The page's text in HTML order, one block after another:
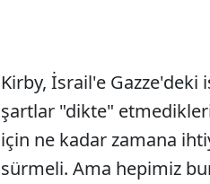
Kirby, İsrail'e
şartlar "dikte"
için ne kadar zamana
sürmeli. Ama hepimiz